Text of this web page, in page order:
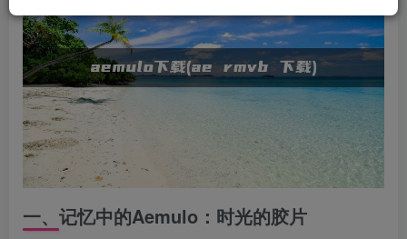
一、记忆中的Aemulo：时光的胶片